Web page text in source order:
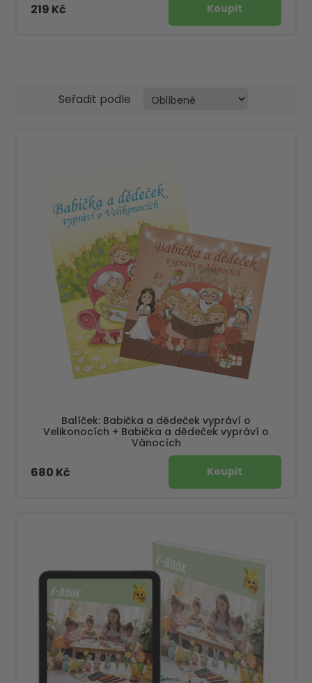
219 Kč
Seřadit podle
Balíček: Babička a dědeček vypráví o
Velikonocích + Babička a dědeček vypráví o
Vánocích
680 Kč